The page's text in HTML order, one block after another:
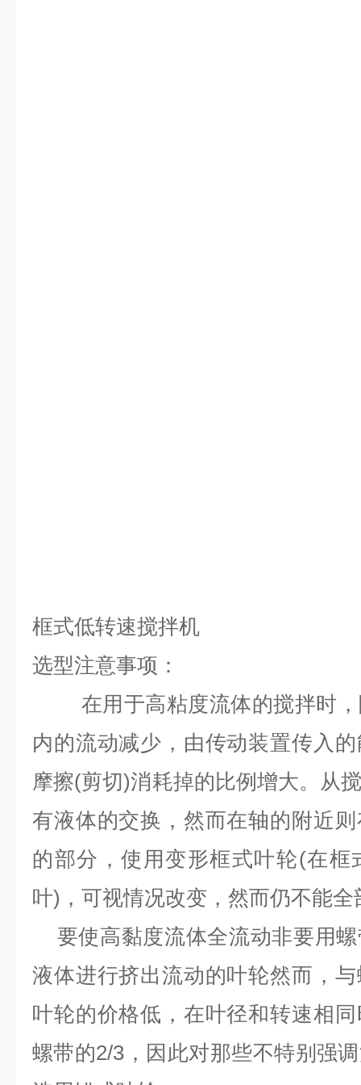
框式低转速搅拌机
选型注意事项：
在用于高粘度流体的搅拌时，
内的流动减少，由传动装置传入
摩擦(剪切)消耗掉的比例增大。从
有液体的交换，然而在轴的附近
的部分，使用变形框式叶轮(在框
叶)，可视情况改变，然而仍不能
要使高黏度流体全流动非要用
液体进行挤出流动的叶轮然而，
叶轮的价格低，在叶径和转速相
螺带的2/3，因此对那些不特别强